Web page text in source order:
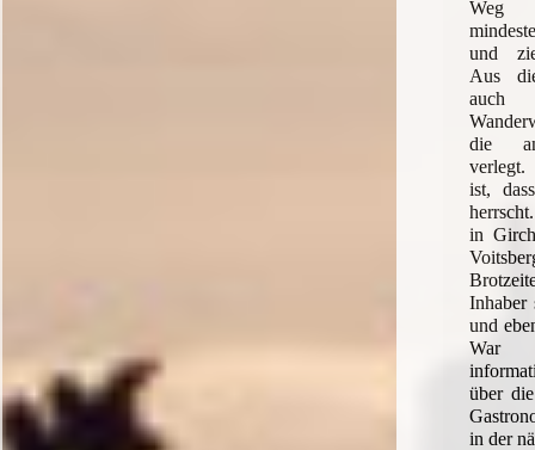
Weg
und
Aus
auch
die
ist,
in
Inhaber
und
War
über
in der